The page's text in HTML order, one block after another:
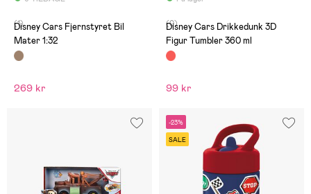
(1)
Disney Cars Fjernstyret Bil
Mater 1:32
269 kr
(0)
Disney Cars Drikkedunk 3D
Figur Tumbler 360 ml
99 kr
-23%
SALE